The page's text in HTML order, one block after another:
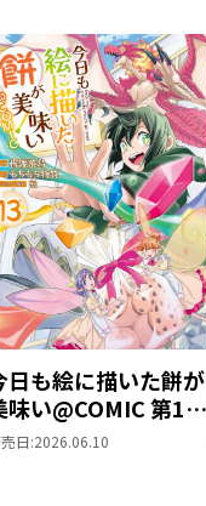
日も絵に描いた餅が
味い@COMIC 第13
日:2026.06.10